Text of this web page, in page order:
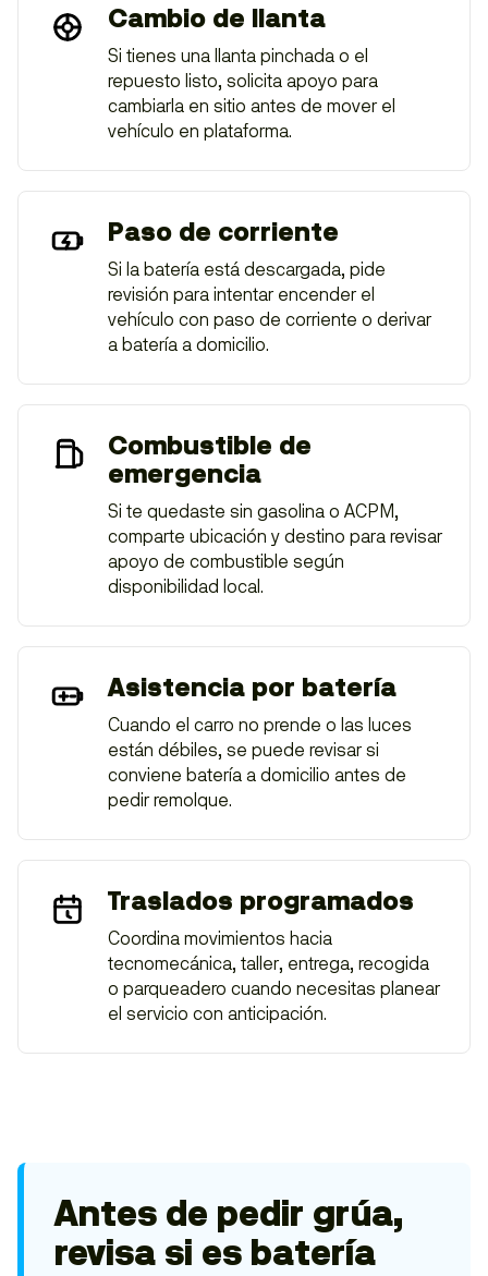
Cambio de llanta
Si tienes una llanta pinchada o el
repuesto listo, solicita apoyo para
cambiarla en sitio antes de mover el
vehículo en plataforma.
Paso de corriente
Si la batería está descargada, pide
revisión para intentar encender el
vehículo con paso de corriente o derivar
a batería a domicilio.
Combustible de
emergencia
Si te quedaste sin gasolina o ACPM,
comparte ubicación y destino para revisar
apoyo de combustible según
disponibilidad local.
Asistencia por batería
Cuando el carro no prende o las luces
están débiles, se puede revisar si
conviene batería a domicilio antes de
pedir remolque.
Traslados programados
Coordina movimientos hacia
tecnomecánica, taller, entrega, recogida
o parqueadero cuando necesitas planear
el servicio con anticipación.
Antes de pedir grúa,
revisa si es batería